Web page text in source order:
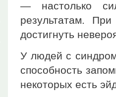
— настолько
результатам.
достигнуть
У людей с
способность
некоторых есть